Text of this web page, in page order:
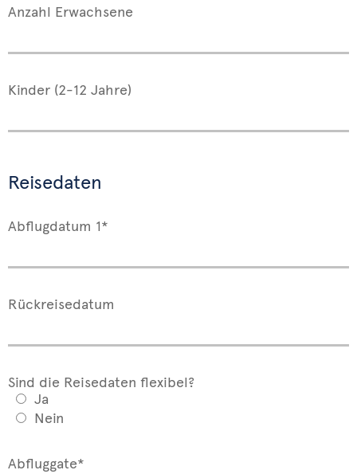
Anzahl Erwachsene
Kinder (2-12 Jahre)
Reisedaten
Abflugdatum 1*
Rückreisedatum
Sind die Reisedaten flexibel?
Ja
Nein
Abfluggate*